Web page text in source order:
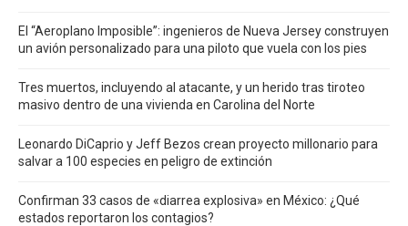
El “Aeroplano Imposible”: ingenieros de Nueva Jersey construyen
un avión personalizado para una piloto que vuela con los pies
Tres muertos, incluyendo al atacante, y un herido tras tiroteo
masivo dentro de una vivienda en Carolina del Norte
Leonardo DiCaprio y Jeff Bezos crean proyecto millonario para
salvar a 100 especies en peligro de extinción
Confirman 33 casos de «diarrea explosiva» en México: ¿Qué
estados reportaron los contagios?